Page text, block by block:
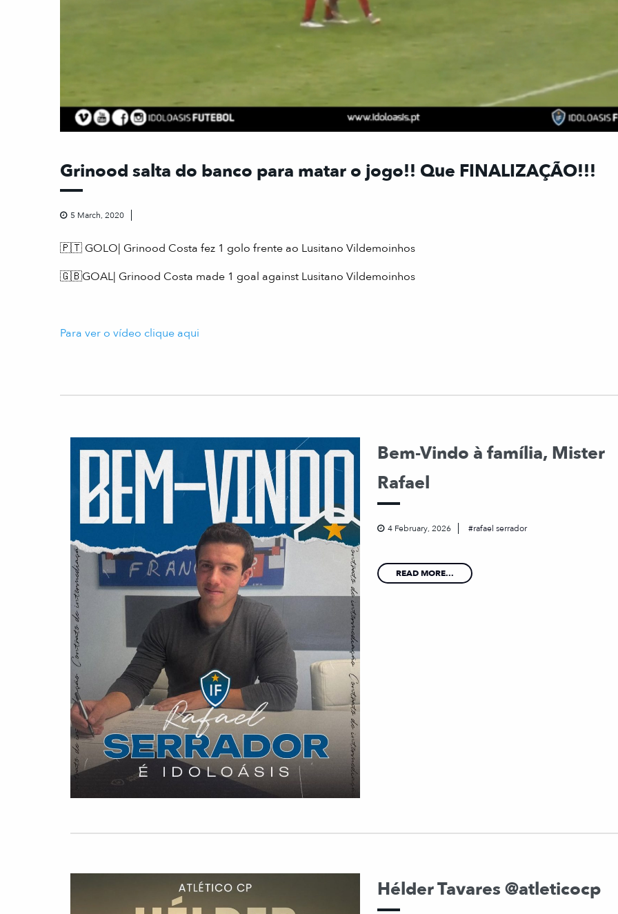
Grinood salta do banco para matar o jogo!! Que FINALIZAÇÃO!!!
5 March, 2020
🇵🇹 GOLO| Grinood Costa fez 1 golo frente ao Lusitano Vildemoinhos
🇬🇧GOAL| Grinood Costa made 1 goal against Lusitano Vildemoinhos
Para ver o vídeo clique aqui
Bem-Vindo à família, Mister
Rafael
4 February, 2026 rafael serrador
READ MORE...
Hélder Tavares @atleticocp